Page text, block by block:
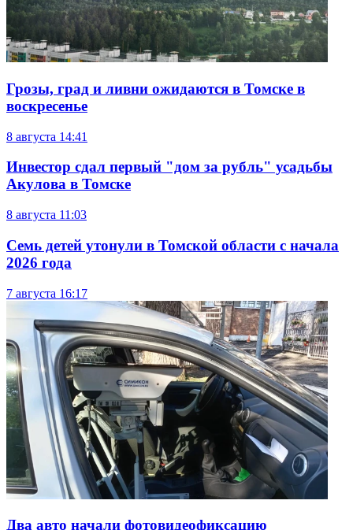
Грозы, град и ливни ожидаются в Томске в
воскресенье
8 августа 14:41
Инвестор сдал первый "дом за рубль" усадьбы
Акулова в Томске
8 августа 11:03
Семь детей утонули в Томской области с начала
2026 года
7 августа 16:17
Два авто начали фотовидеофиксацию